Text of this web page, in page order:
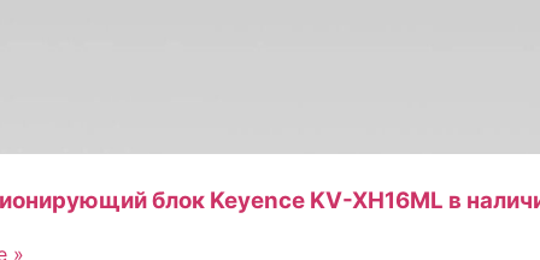
блок Keyence KV-XH16ML в
»